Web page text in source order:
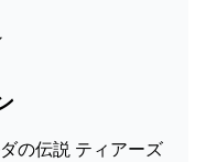
の伝説 ティアーズ